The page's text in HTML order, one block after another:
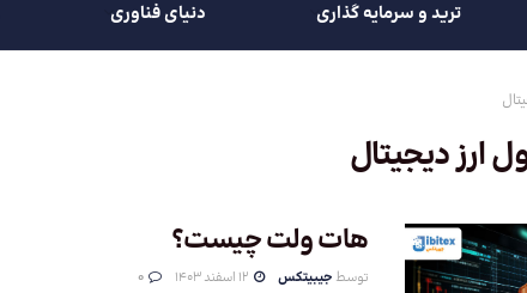
ترید و سرمایه گذاری دنیای فناوری
ارز دیجیتال
هات ولت چیست؟
توسط جیبیتکس